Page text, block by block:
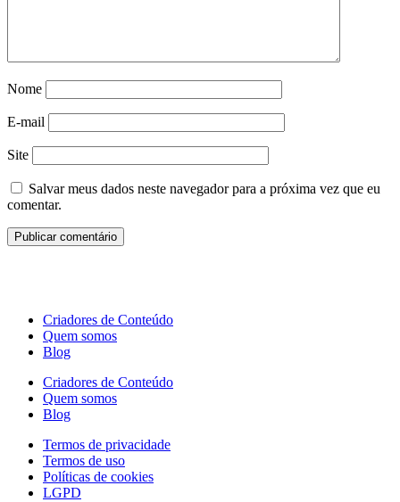
Nome
E-mail
Site
Salvar meus dados neste navegador para a próxima vez que eu
comentar.
Criadores de Conteúdo
Quem somos
Blog
Criadores de Conteúdo
Quem somos
Blog
Termos de privacidade
Termos de uso
Políticas de cookies
LGPD